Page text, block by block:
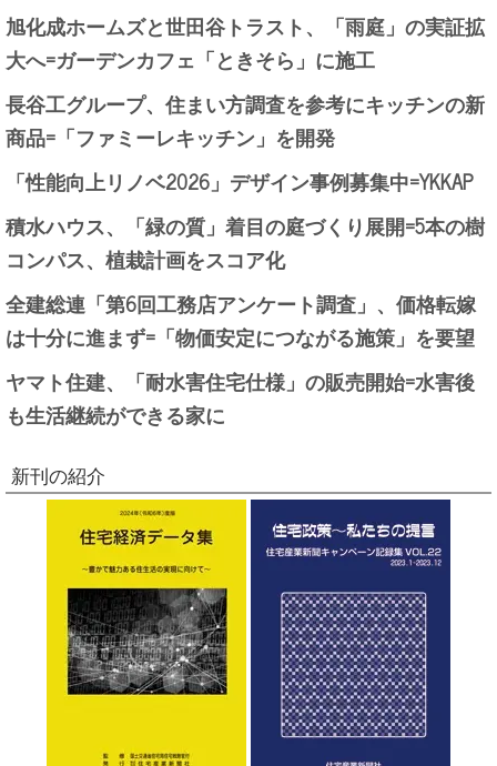
旭化成ホームズと世田谷トラスト、「雨庭」の実証拡
大へ=ガーデンカフェ「ときそら」に施工
長谷工グループ、住まい方調査を参考にキッチンの新
商品=「ファミーレキッチン」を開発
「性能向上リノベ2026」デザイン事例募集中=YKKAP
積水ハウス、「緑の質」着目の庭づくり展開=5本の樹
コンパス、植栽計画をスコア化
全建総連「第6回工務店アンケート調査」、価格転嫁
は十分に進まず=「物価安定につながる施策」を要望
ヤマト住建、「耐水害住宅仕様」の販売開始=水害後
も生活継続ができる家に
新刊の紹介